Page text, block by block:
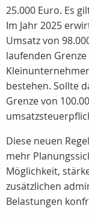
25.000 Euro. Es
Im Jahr 2025
Umsatz von
laufenden
bestehen. Sollte
Grenze von
Diese neuen
mehr
Möglichkeit,
zusätzlichen
Belastungen